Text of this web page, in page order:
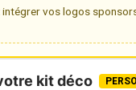
vos logos
kit déco